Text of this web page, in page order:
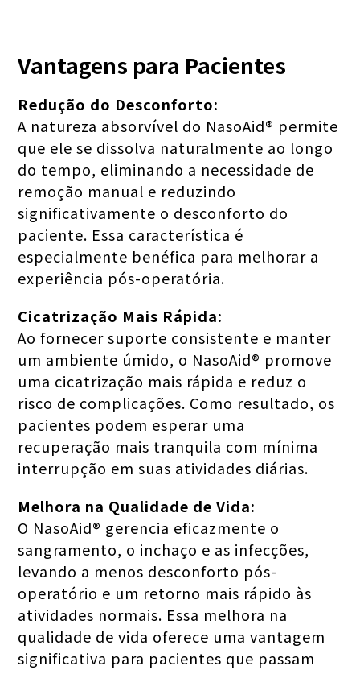
Vantagens para Pacientes
Redução do Desconforto:
A natureza absorvível do NasoAid® permite
que ele se dissolva naturalmente ao longo
do tempo, eliminando a necessidade de
remoção manual e reduzindo
significativamente o desconforto do
paciente. Essa característica é
especialmente benéfica para melhorar a
experiência pós-operatória.
Cicatrização Mais Rápida:
Ao fornecer suporte consistente e manter
um ambiente úmido, o NasoAid® promove
uma cicatrização mais rápida e reduz o
risco de complicações. Como resultado, os
pacientes podem esperar uma
recuperação mais tranquila com mínima
interrupção em suas atividades diárias.
Melhora na Qualidade de Vida:
O NasoAid® gerencia eficazmente o
sangramento, o inchaço e as infecções,
levando a menos desconforto pós-
operatório e um retorno mais rápido às
atividades normais. Essa melhora na
qualidade de vida oferece uma vantagem
significativa para pacientes que passam